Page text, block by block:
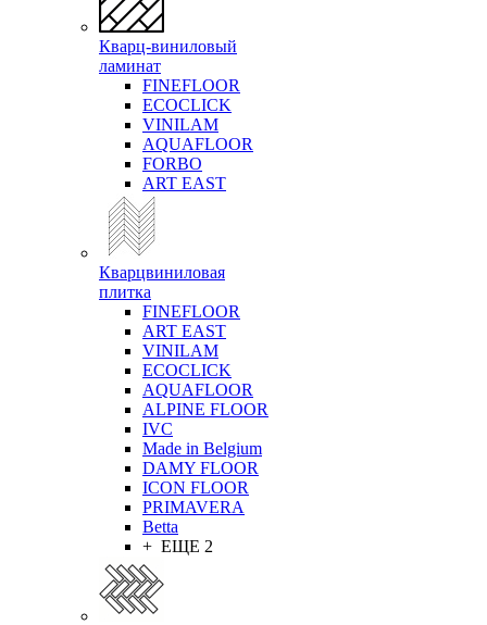
Кварц-виниловый
ламинат
FINEFLOOR
ECOCLICK
VINILAM
AQUAFLOOR
FORBO
ART EAST
Кварцвиниловая
плитка
FINEFLOOR
ART EAST
VINILAM
ECOCLICK
AQUAFLOOR
ALPINE FLOOR
IVC
Made in Belgium
DAMY FLOOR
ICON FLOOR
PRIMAVERA
Betta
+ ЕЩЕ 2